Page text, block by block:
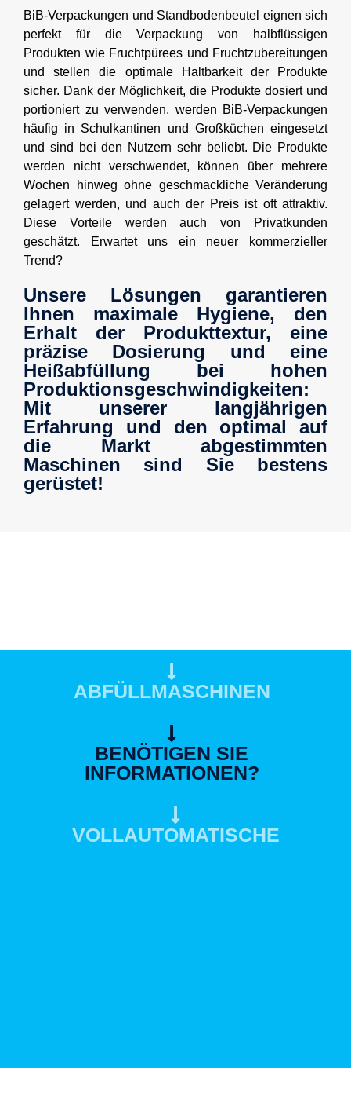
BiB-Verpackungen und Standbodenbeutel eignen sich
perfekt für die Verpackung von halbflüssigen
Produkten wie Fruchtpürees und Fruchtzubereitungen
und stellen die optimale Haltbarkeit der Produkte
sicher. Dank der Möglichkeit, die Produkte dosiert und
portioniert zu verwenden, werden BiB-Verpackungen
häufig in Schulkantinen und Großküchen eingesetzt
und sind bei den Nutzern sehr beliebt. Die Produkte
werden nicht verschwendet, können über mehrere
Wochen hinweg ohne geschmackliche Veränderung
gelagert werden, und auch der Preis ist oft attraktiv.
Diese Vorteile werden auch von Privatkunden
geschätzt. Erwartet uns ein neuer kommerzieller
Trend?
Unsere Lösungen garantieren
Ihnen maximale Hygiene, den
Erhalt der Produkttextur, eine
präzise Dosierung und eine
Heißabfüllung bei hohen
Produktionsgeschwindigkeiten:
Mit unserer langjährigen
Erfahrung und den optimal auf
die Markt abgestimmten
Maschinen sind Sie bestens
gerüstet!
ABFÜLLMASCHINEN
BENÖTIGEN SIE
INFORMATIONEN?
VOLLAUTOMATISCHE